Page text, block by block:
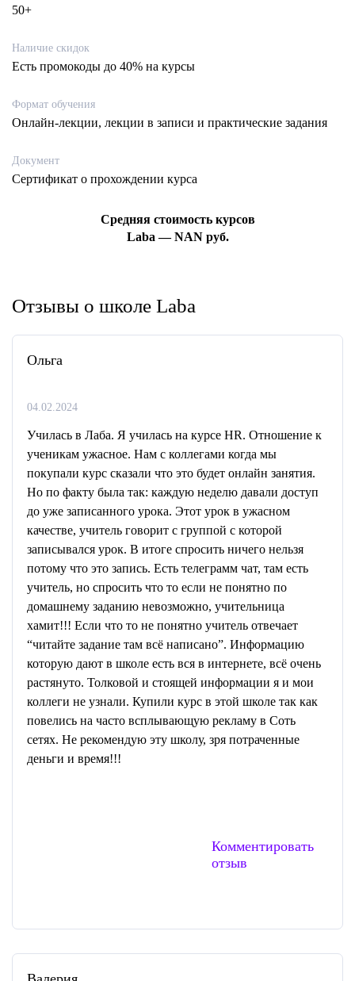
50+
Наличие скидок
Есть промокоды до 40% на курсы
Формат обучения
Онлайн-лекции, лекции в записи и практические задания
Документ
Сертификат о прохождении курса
Средняя стоимость курсов
Laba — NAN руб.
Отзывы о школе Laba
Ольга
04.02.2024
Училась в Лаба. Я училась на курсе HR. Отношение к
ученикам ужасное. Нам с коллегами когда мы
покупали курс сказали что это будет онлайн занятия.
Но по факту была так: каждую неделю давали доступ
до уже записанного урока. Этот урок в ужасном
качестве, учитель говорит с группой с которой
записывался урок. В итоге спросить ничего нельзя
потому что это запись. Есть телеграмм чат, там есть
учитель, но спросить что то если не понятно по
домашнему заданию невозможно, учительница
хамит!!! Если что то не понятно учитель отвечает
“читайте задание там всё написано”. Информацию
которую дают в школе есть вся в интернете, всё очень
растянуто. Толковой и стоящей информации я и мои
коллеги не узнали. Купили курс в этой школе так как
повелись на часто всплывающую рекламу в Соть
сетях. Не рекомендую эту школу, зря потраченные
деньги и время!!!
Комментировать
отзыв